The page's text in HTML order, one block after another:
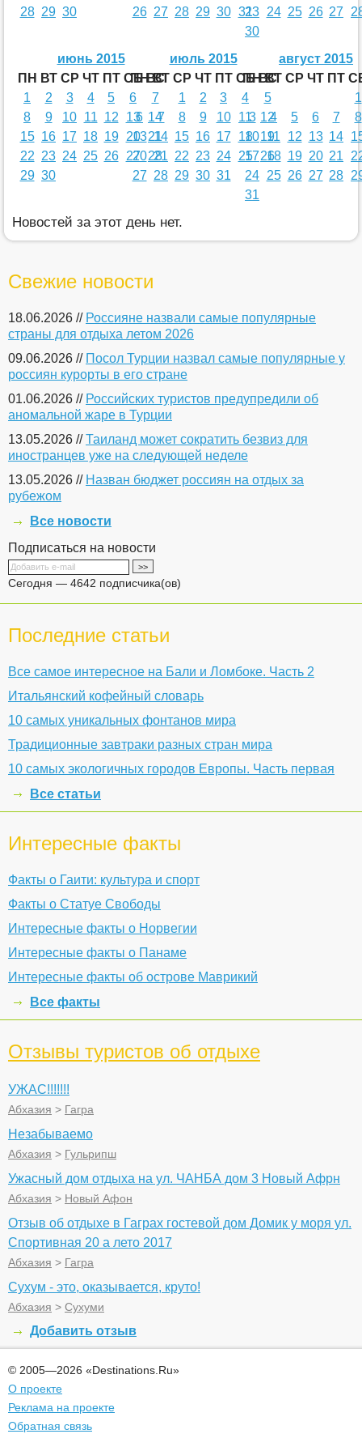
28 29 30
26 27 28 29 30 3123 24 25 26 27
30
июнь 2015
ПН ВТ СР ЧТ ПТ СБ ВС
1
2 3 4 5 6
7
8
9 10 11 12 13
14
15 16 17 18 19 20
21
22 23 24 25 26 27
28
29 30
июль 2015
ПН ВТ СР ЧТ ПТ СБ ВС
1
2 3 4
5
6
7 8 9 10 11
12
13 14 15 16 17 18
19
20 21 22 23 24 25
26
27 28 29 30 31
август 2015
ПН ВТ СР ЧТ ПТ
1
3
4 5 6 7
8
10 11 12 13 14
17 18 19 20 21
24 25 26 27 28
31
Новостей за этот день нет.
Свежие новости
18.06.2026 // Россияне назвали самые популярные
страны для отдыха летом 2026
09.06.2026 // Посол Турции назвал самые популярные у
россиян курорты в его стране
01.06.2026 // Российских туристов предупредили об
аномальной жаре в Турции
13.05.2026 //Таиланд может сократить безвиз для
иностранцев уже на следующей неделе
13.05.2026 // Назван бюджет россиян на отдых за
рубежом
Все новости
Подписаться на новости
Сегодня — 4642 подписчика(ов)
Последние статьи
Все самое интересное на Бали и Ломбоке. Часть 2
Итальянский кофейный словарь
10 самых уникальных фонтанов мира
Традиционные завтраки разных стран мира
10 самых экологичных городов Европы. Часть первая
Все статьи
Интересные факты
Факты о Гаити: культура и спорт
Факты о Статуе Свободы
Интересные факты о Норвегии
Интересные факты о Панаме
Интересные факты об острове Маврикий
Все факты
Отзывы туристов об отдыхе
УЖАС!!!!!!!
Абхазия > Гагра
Незабываемо
Абхазия > Гульрипш
Ужасный дом отдыха на ул. ЧАНБА дом 3 Новый Афрн
Абхазия > Новый Афон
Отзыв об отдыхе в Гаграх гостевой дом Домик у моря ул.
Спортивная 20 а лето 2017
Абхазия > Гагра
Сухум - это, оказывается, круто!
Абхазия > Сухуми
Добавить отзыв
© 2005—2026 «Destinations.Ru»
О проекте
Реклама на проекте
Обратная связь